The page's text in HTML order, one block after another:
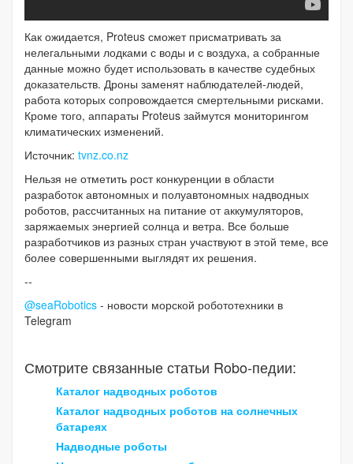
Как ожидается, Proteus сможет присматривать за
нелегальными лодками с воды и с воздуха, а собранные
данные можно будет использовать в качестве судебных
доказательств. Дроны заменят наблюдателей-людей,
работа которых сопровождается смертельными рисками.
Кроме того, аппараты Proteus займутся мониторингом
климатических изменений.
Источник: tvnz.co.nz
Нельзя не отметить рост конкуренции в области
разработок автономных и полуавтономных надводных
роботов, рассчитанных на питание от аккумуляторов,
заряжаемых энергией солнца и ветра. Все больше
разработчиков из разных стран участвуют в этой теме, все
более совершенными выглядят их решения.
--
@seaRobotics - новости морской робототехники в
Telegram
Смотрите связанные статьи Robo-педии:
Каталог надводных роботов
Каталог надводных роботов на солнечных
батареях
Надводные роботы